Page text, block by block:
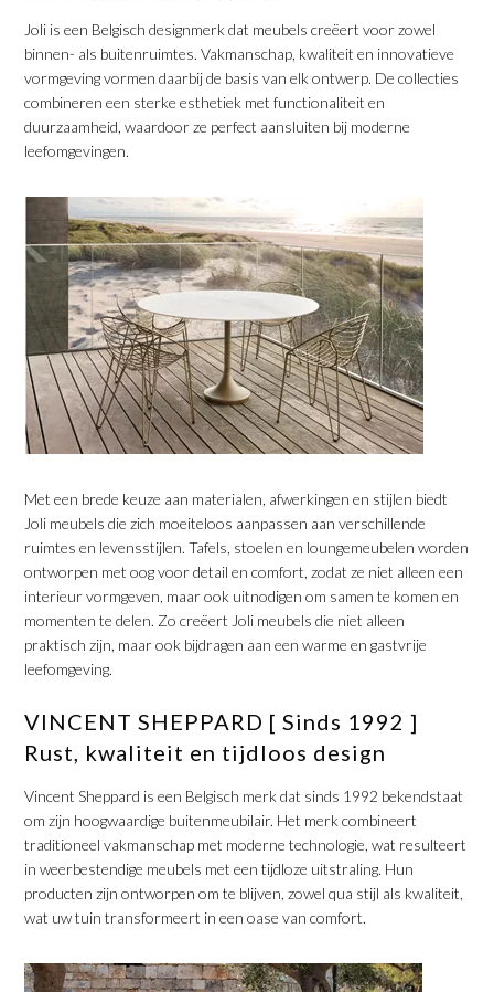
​Joli is een Belgisch designmerk dat meubels creëert voor zowel
binnen- als buitenruimtes. Vakmanschap, kwaliteit en innovatieve
vormgeving vormen daarbij de basis van elk ontwerp. De collecties
combineren een sterke esthetiek met functionaliteit en
duurzaamheid, waardoor ze perfect aansluiten bij moderne
leefomgevingen.
​Met een brede keuze aan materialen, afwerkingen en stijlen biedt
Joli meubels die zich moeiteloos aanpassen aan verschillende
ruimtes en levensstijlen. Tafels, stoelen en loungemeubelen worden
ontworpen met oog voor detail en comfort, zodat ze niet alleen een
interieur vormgeven, maar ook uitnodigen om samen te komen en
momenten te delen. Zo creëert Joli meubels die niet alleen
praktisch zijn, maar ook bijdragen aan een warme en gastvrije
leefomgeving.
​VINCENT SHEPPARD [ Sinds 1992 ]
Rust, kwaliteit en tijdloos design
​Vincent Sheppard is een Belgisch merk dat sinds 1992 bekendstaat
om zijn hoogwaardige buitenmeubilair. Het merk combineert
traditioneel vakmanschap met moderne technologie, wat resulteert
in weerbestendige meubels met een tijdloze uitstraling. Hun
producten zijn ontworpen om te blijven, zowel qua stijl als kwaliteit,
wat uw tuin transformeert in een oase van comfort.